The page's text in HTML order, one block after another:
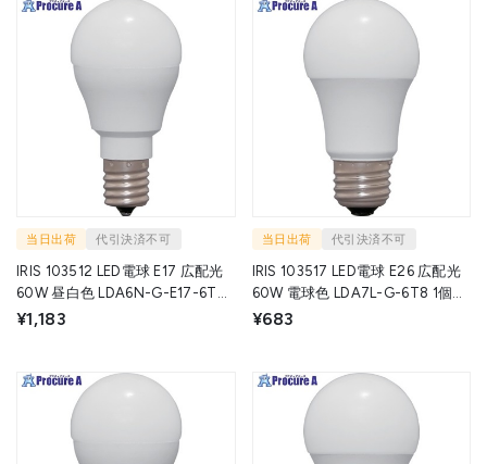
当日出荷 代引決済不可
IRIS 103512 LED電球 E17 広配光
60W 昼白色 LDA6N-G-E17-6T8 1
個 ▼524-8620
¥1,183
当日出荷 代引決済不可
IRIS 103517 LED電球 E26 広配光
60W 電球色 LDA7L-G-6T8 1個
▼525-0110
¥683